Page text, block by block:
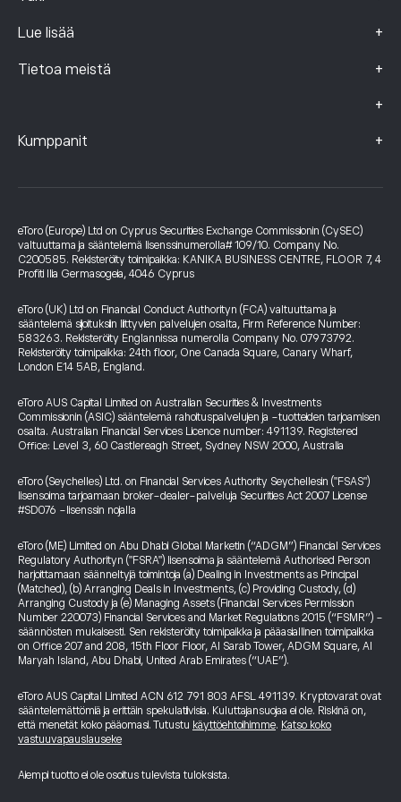
Lue lisää +
Tietoa meistä +
+
Kumppanit +
eToro (Europe) Ltd on Cyprus Securities Exchange Commissionin (CySEC)
valtuuttama ja sääntelemä lisenssinumerolla# 109/10. Company No.
C200585. Rekisteröity toimipaikka: KANIKA BUSINESS CENTRE, FLOOR 7, 4
Profiti Ilia Germasogeia, 4046 Cyprus
eToro (UK) Ltd on Financial Conduct Authorityn (FCA) valtuuttama ja
sääntelemä sijoituksiin liittyvien palvelujen osalta, Firm Reference Number:
583263. Rekisteröity Englannissa numerolla Company No. 07973792.
Rekisteröity toimipaikka: 24th floor, One Canada Square, Canary Wharf,
London E14 5AB, England.
eToro AUS Capital Limited on Australian Securities & Investments
Commissionin (ASIC) sääntelemä rahoituspalvelujen ja -tuotteiden tarjoamisen
osalta. Australian Financial Services Licence number: 491139. Registered
Office: Level 3, 60 Castlereagh Street, Sydney NSW 2000, Australia
eToro (Seychelles) Ltd. on Financial Services Authority Seychellesin ("FSAS")
lisensoima tarjoamaan broker-dealer-palveluja Securities Act 2007 License
#SD076 -lisenssin nojalla
eToro (ME) Limited on Abu Dhabi Global Marketin (“ADGM”) Financial Services
Regulatory Authorityn ("FSRA") lisensoima ja sääntelemä Authorised Person
harjoittamaan säänneltyjä toimintoja (a) Dealing in Investments as Principal
(Matched), (b) Arranging Deals in Investments, (c) Providing Custody, (d)
Arranging Custody ja (e) Managing Assets (Financial Services Permission
Number 220073) Financial Services and Market Regulations 2015 (“FSMR”) -
säännösten mukaisesti. Sen rekisteröity toimipaikka ja pääasiallinen toimipaikka
on Office 207 and 208, 15th Floor Floor, Al Sarab Tower, ADGM Square, Al
Maryah Island, Abu Dhabi, United Arab Emirates (“UAE”).
eToro AUS Capital Limited ACN 612 791 803 AFSL 491139. Kryptovarat ovat
sääntelemättömiä ja erittäin spekulatiivisia. Kuluttajansuojaa ei ole. Riskinä on,
että menetät koko pääomasi. Tutustu käyttöehtoihimme. Katso koko
vastuuvapauslauseke
Aiempi tuotto ei ole osoitus tulevista tuloksista.